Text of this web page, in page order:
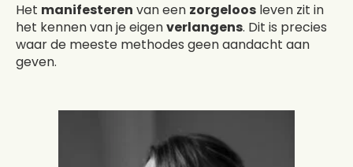
Het manifesteren van een zorgeloos leven zit in
het kennen van je eigenverlangens. Dit is precies
waar de meeste methodes geen aandacht aan
geven.